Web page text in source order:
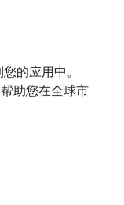
的应用中。
助您在全球市